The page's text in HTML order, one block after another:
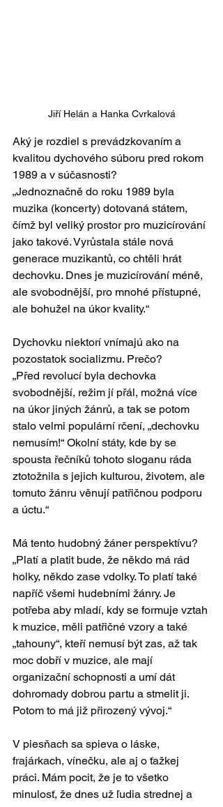
Jiří Helán a Hanka Cvrkalová
Aký je rozdiel s prevádzkovaním a
kvalitou dychového súboru pred rokom
1989 a v súčasnosti?
„Jednoznačně do roku 1989 byla
muzika (koncerty) dotovaná státem,
čímž byl veliký prostor pro muzicírování
jako takové. Vyrůstala stále nová
generace muzikantů, co chtěli hrát
dechovku. Dnes je muzicírování méně,
ale svobodnější, pro mnohé přístupné,
ale bohužel na úkor kvality.“
Dychovku niektorí vnímajú ako na
pozostatok socializmu. Prečo?
„Před revolucí byla dechovka
svobodnější, režim jí přál, možná více
na úkor jiných žánrů, a tak se potom
stalo velmi populární rčení, „dechovku
nemusím!“ Okolní státy, kde by se
spousta řečníků tohoto sloganu ráda
ztotožnila s jejich kulturou, životem, ale
tomuto žánru věnují patřičnou podporu
a úctu.“
Má tento hudobný žáner perspektívu?
„Platí a platit bude, že někdo má rád
holky, někdo zase vdolky. To platí také
napříč všemi hudebními žánry. Je
potřeba aby mladí, kdy se formuje vztah
k muzice, měli patřičné vzory a také
„tahouny“, kteří nemusí být zas, až tak
moc dobří v muzice, ale mají
organizační schopnosti a umí dát
dohromady dobrou partu a stmelit ji.
Potom to má již přirozený vývoj.“
V piesňach sa spieva o láske,
frajárkach, vínečku, ale aj o ťažkej
práci. Mám pocit, že je to všetko
minulosť, že dnes už ľudia strednej a